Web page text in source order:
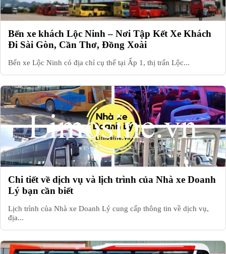
Bến xe khách Lộc Ninh – Nơi Tập Kết Xe Khách
Đi Sài Gòn, Cần Thơ, Đồng Xoài
Bến xe Lộc Ninh có địa chỉ cụ thể tại Ấp 1, thị trấn Lộc...
Chi tiết về dịch vụ và lịch trình của Nhà xe Doanh
Lý bạn cần biết
Lịch trình của Nhà xe Doanh Lý cung cấp thông tin về dịch vụ,
địa...